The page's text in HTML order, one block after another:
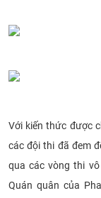
Với kiến thức được
các đội thi đã đem
qua các vòng thi
Quán quân của